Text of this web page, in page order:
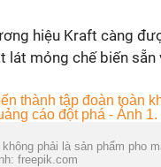
hiệu Kraft càng
mỏng chế biến sẵn
phải là sản phẩm pho
freepik.com